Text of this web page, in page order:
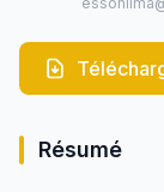
Résumé